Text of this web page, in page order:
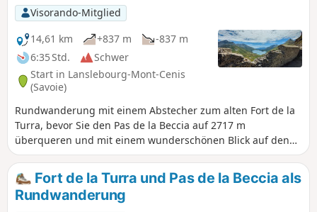
Visorando-Mitglied
14,61 km
+837 m
-837 m
6:35 Std.
Schwer
Start in Lanslebourg-Mont-Cenis
(Savoie)
Rundwanderung mit einem Abstecher zum alten Fort de la
Turra, bevor Sie den Pas de la Beccia auf 2717 m
überqueren und mit einem wunderschönen Blick auf den
Lac du Mont-Cenis und seinen Staudamm wieder
hinuntersteigen.
Fort de la Turra und Pas de la Beccia als
Rundwanderung